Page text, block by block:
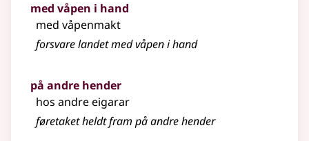
med våpen i hand
med våpenmakt
forsvare landet med våpen i hand
på andre hender
hos andre eigarar
føretaket heldt fram på andre hender